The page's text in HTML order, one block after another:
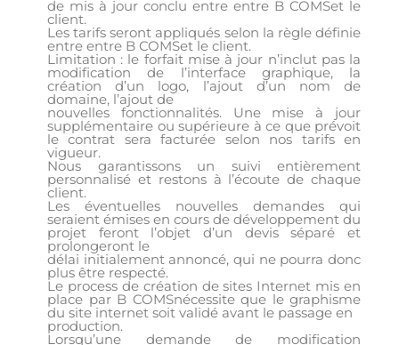
de mis à jour conclu entre entre B COMSet le
client.
Les tarifs seront appliqués selon la règle définie
entre entre B COMSet le client.
Limitation : le forfait mise à jour n’inclut pas la
modification de l’interface graphique, la
création d’un logo, l’ajout d’un nom de
domaine, l’ajout de
nouvelles fonctionnalités. Une mise à jour
supplémentaire ou supérieure à ce que prévoit
le contrat sera facturée selon nos tarifs en
vigueur.
Nous garantissons un suivi entièrement
personnalisé et restons à l’écoute de chaque
client.
Les éventuelles nouvelles demandes qui
seraient émises en cours de développement du
projet feront l’objet d’un devis séparé et
prolongeront le
délai initialement annoncé, qui ne pourra donc
plus être respecté.
Le process de création de sites Internet mis en
place par B COMSnécessite que le graphisme
du site internet soit validé avant le passage en
production.
Lorsqu’une demande de modification